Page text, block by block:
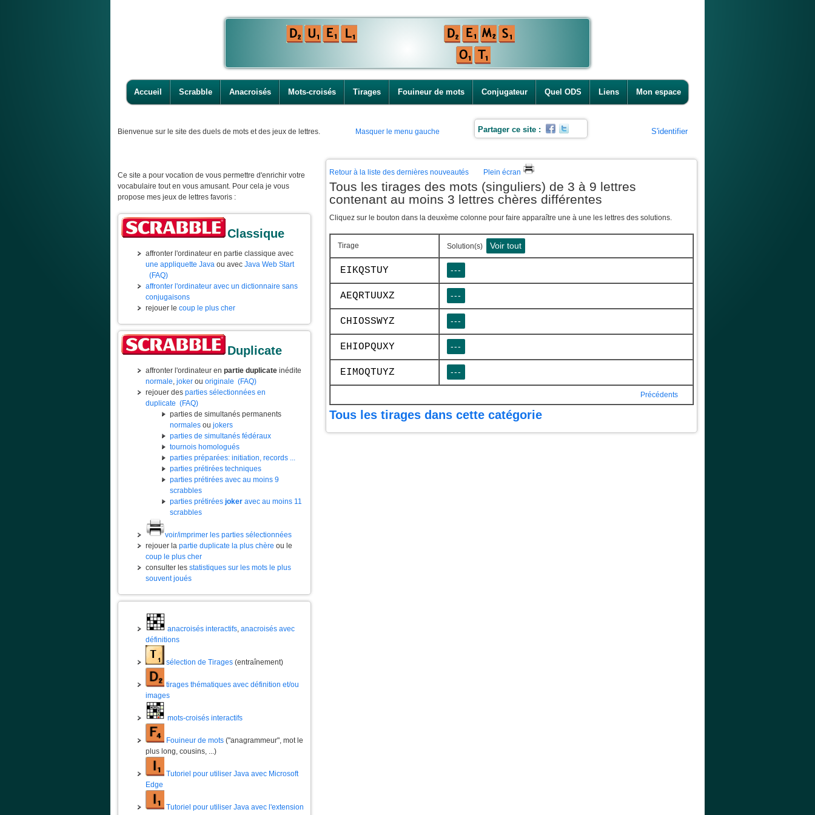
Accueil Scrabble Anacroisés Mots-croisés Tirages Fouineur de mots Conjugateur Quel ODS Liens Mon espace
Bienvenue sur le site des duels de mots et des jeux de lettres. Masquer le menu gauche Partager ce site : S'identifier
Ce site a pour vocation de vous permettre d'enrichir votre
vocabulaire tout en vous amusant. Pour cela je vous
propose mes jeux de lettres favoris :
Classique
affronter l'ordinateur en partie classique avec
une appliquette Java ou avec Java Web Start
(FAQ)
affronter l'ordinateur avec un dictionnaire sans
conjugaisons
rejouer le coup le plus cher
Duplicate
affronter l'ordinateur en partie duplicate inédite
normale, joker ou originale (FAQ)
rejouer des parties sélectionnées en
duplicate (FAQ)
parties de simultanés permanents
normales ou jokers
parties de simultanés fédéraux
tournois homologués
parties préparées: initiation, records ...
parties prétirées techniques
parties prétirées avec au moins 9
scrabbles
parties prétirées joker avec au moins 11
scrabbles
voir/imprimer les parties sélectionnées
rejouer la partie duplicate la plus chère ou le
coup le plus cher
consulter les statistiques sur les mots le plus
souvent joués
anacroisés interactifs, anacroisés avec
définitions
sélection de Tirages (entraînement)
tirages thématiques avec définition et/ou
images
mots-croisés interactifs
Fouineur de mots ("anagrammeur", mot le
plus long, cousins, ...)
Tutoriel pour utiliser Java avec Microsoft
Edge
Tutoriel pour utiliser Java avec l'extension
Retour à la liste des dernières nouveautés Plein écran
Tous les tirages des mots (singuliers) de 3 à 9 lettres
contenant au moins 3 lettres chères différentes
Cliquez sur le bouton dans la deuxème colonne pour faire apparaître une à une les lettres des solutions.
Tirage Solution(s) Voir tout
EIKQSTUY ---
AEQRTUUXZ ---
CHIOSSWYZ ---
EHIOPQUXY ---
EIMOQTUYZ ---
Précédents
Tous les tirages dans cette catégorie